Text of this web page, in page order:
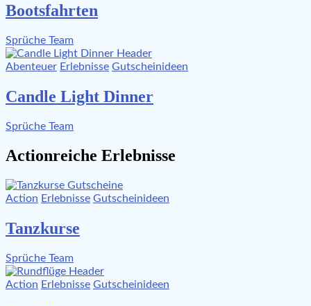
Bootsfahrten
Sprüche Team
Abenteuer Erlebnisse Gutscheinideen
Candle Light Dinner
Sprüche Team
Actionreiche Erlebnisse
Action Erlebnisse Gutscheinideen
Tanzkurse
Sprüche Team
Action Erlebnisse Gutscheinideen